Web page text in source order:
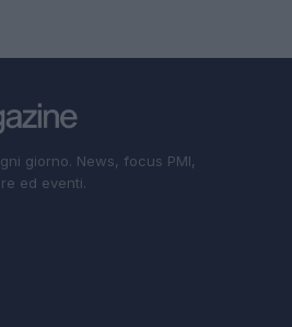
giorno. News, focus PMI,
ed eventi.